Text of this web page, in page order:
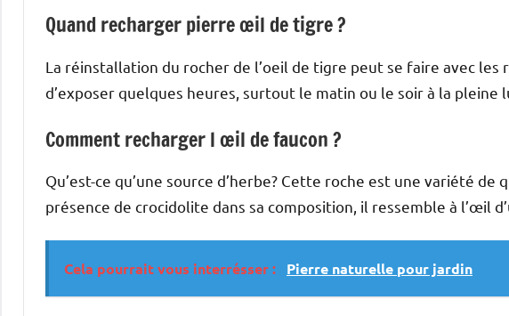
Quand recharger pierre œil de tigre ?
La réinstallation du rocher de l’oeil de tigre peut se faire avec
d’exposer quelques heures, surtout le matin ou le soir à la pleine
Comment recharger l œil de faucon ?
Qu’est-ce qu’une source d’herbe? Cette roche est une variété
présence de crocidolite dans sa composition, il ressemble à l’œil
Cela pourrait vous interrésser : Pierre naturelle pour jardin